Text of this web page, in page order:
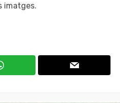
imatges.